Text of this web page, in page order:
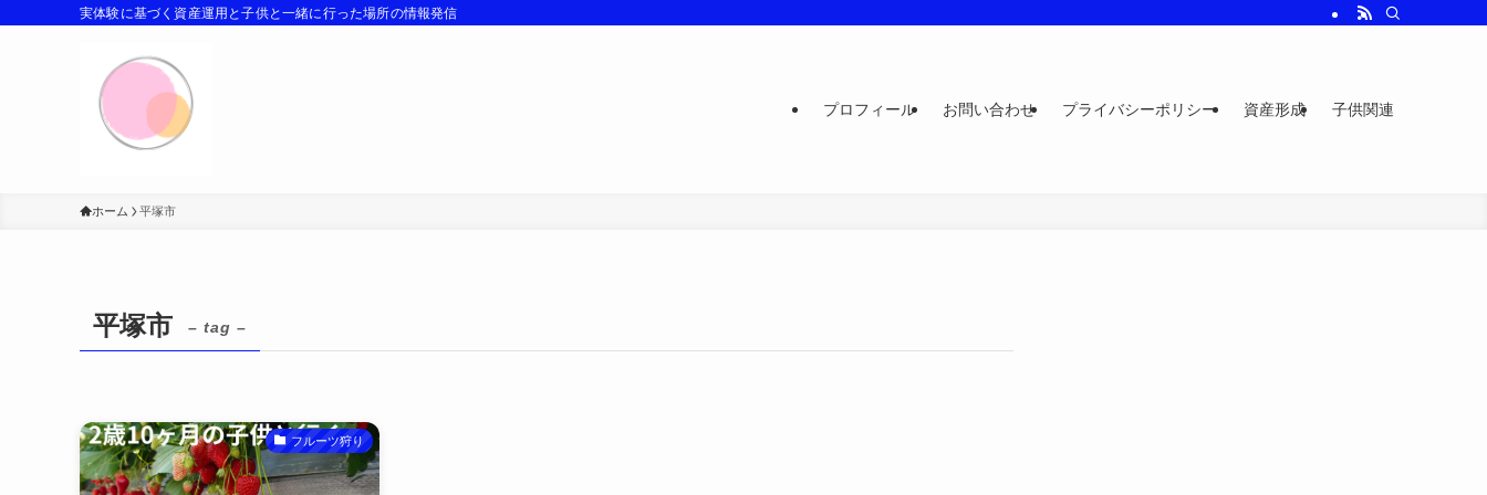
実体験に基づく資産運用と子供と一緒に行った場所の情報発信
プロフィール お問い合わせ プライバシーポリシー 資産形成 子供関連
ホーム 平塚市
平塚市 – tag –
フルーツ狩り